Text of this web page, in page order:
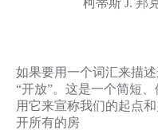
柯蒂斯 J.
如果要用一个词汇来描
“开放”。这是一个简短
用它来宣称我们的起点
开所有的房